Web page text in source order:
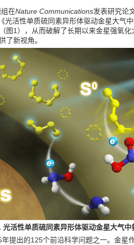
在Nature Communications发表研究论
光活性单质硫同素异形体驱动金星大气
图 1 ），从而破解了长期以来金星强氧
了新视角。
光活性单质硫同素异形体驱动金星大气中
年提出的125个前沿科学问题之一。金星